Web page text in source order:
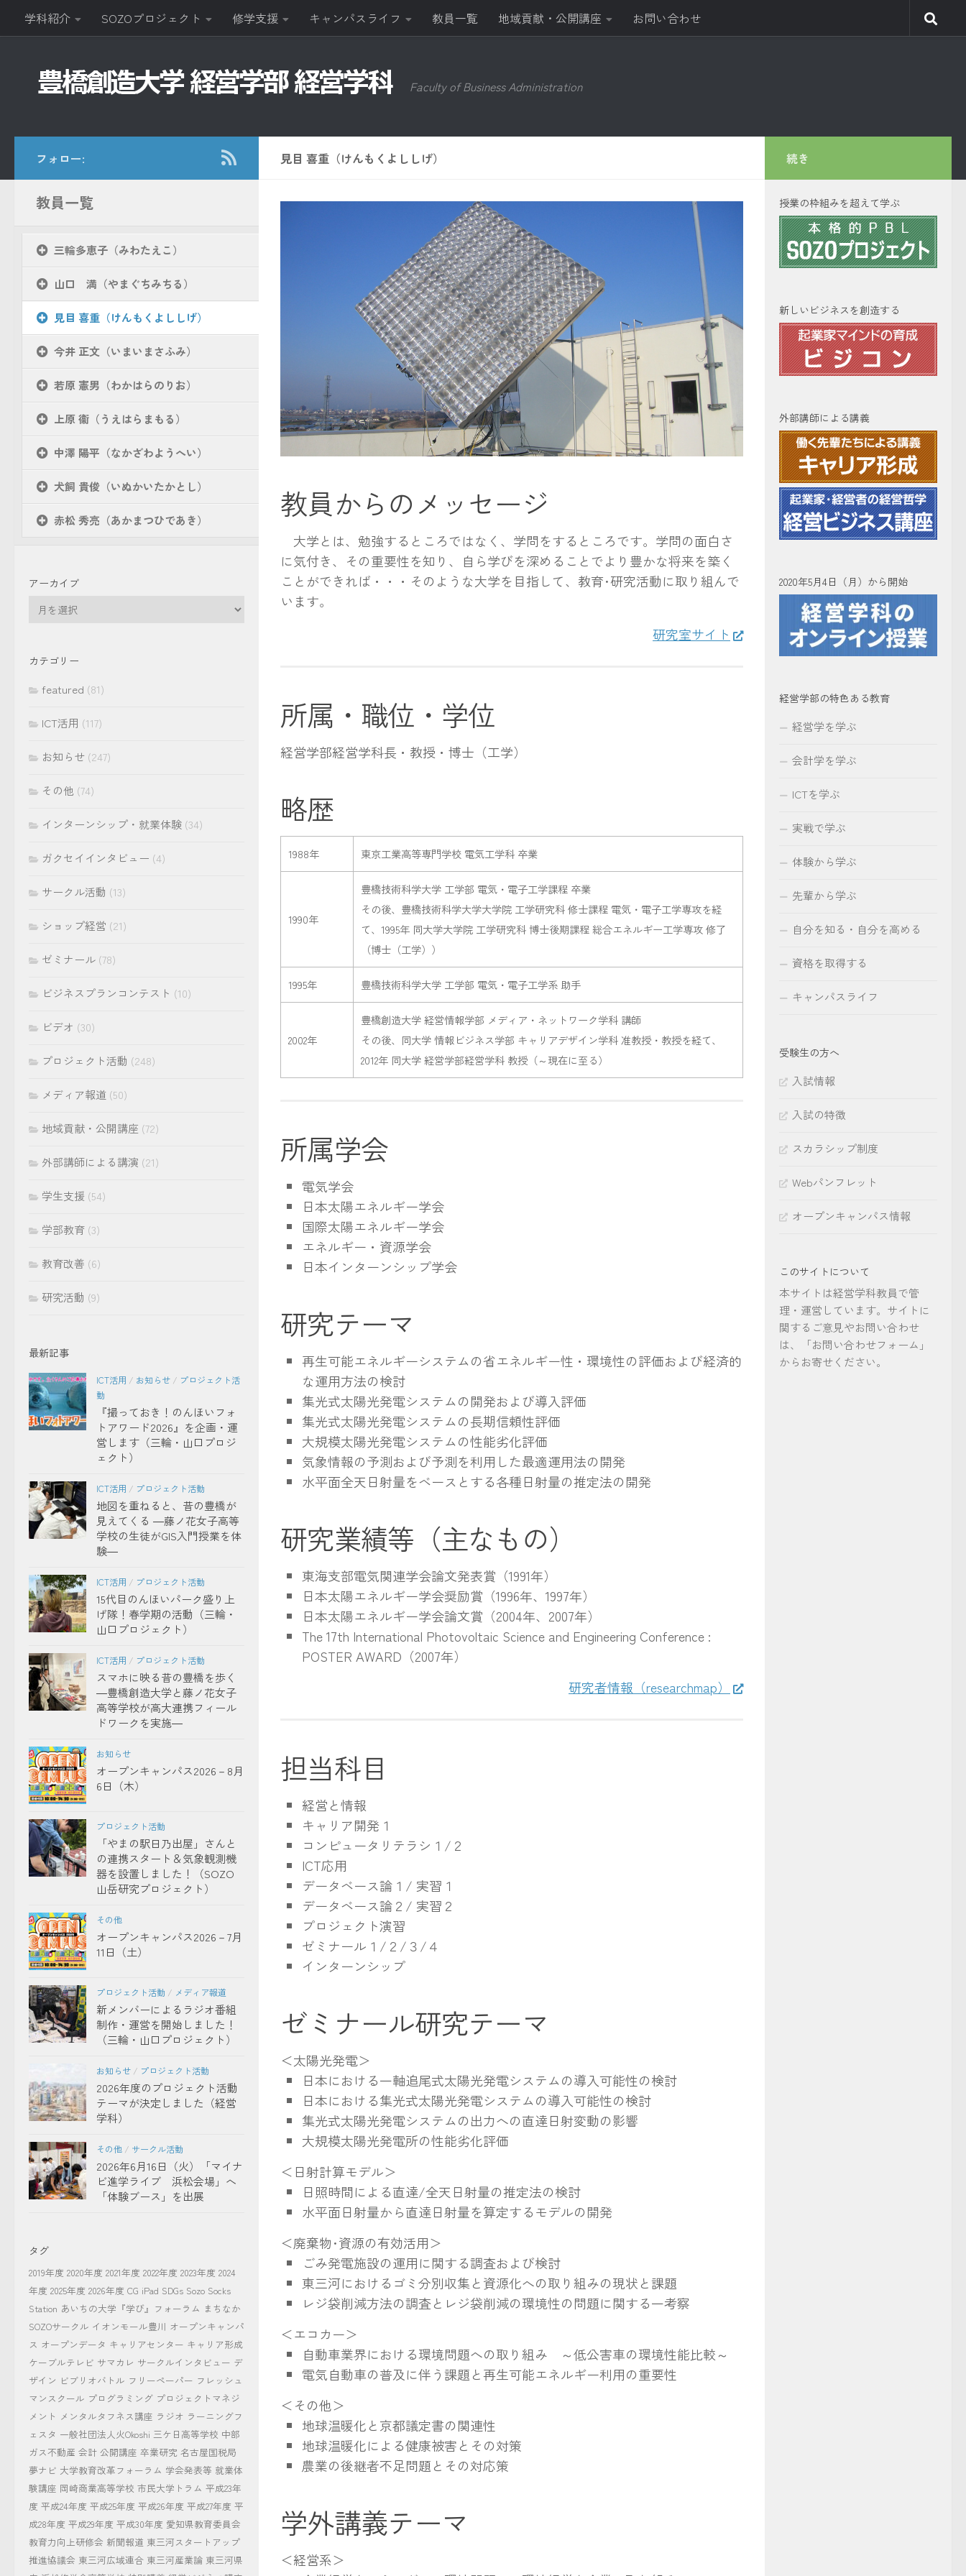
コンテンツへスキップ
学科紹介 SOZOプロジェクト 修学支援 キャンパスライフ 教員一覧 地域貢献・公開講座 お問い合わせ
Faculty of Business Administration
見目 喜重（けんもくよししげ）
教員からのメッセージ
大学とは、勉強するところではなく、学問をするところです。学問の面白さ
に気付き、その重要性を知り、自ら学びを深めることでより豊かな将来を築く
ことができれば・・・そのような大学を目指して、教育･研究活動に取り組んで
います。
研究室サイト
所属・職位・学位
経営学部経営学科長・教授・博士（工学）
略歴
1988年 東京工業高等専門学校 電気工学科 卒業
1990年
豊橋技術科学大学 工学部 電気・電子工学課程 卒業
その後、豊橋技術科学大学大学院 工学研究科 修士課程 電気・電子工学専攻を経
て、1995年 同大学大学院 工学研究科 博士後期課程 総合エネルギー工学専攻 修了
（博士（工学））
1995年 豊橋技術科学大学 工学部 電気・電子工学系 助手
2002年
豊橋創造大学 経営情報学部 メディア・ネットワーク学科 講師
その後、同大学 情報ビジネス学部 キャリアデザイン学科 准教授・教授を経て、
2012年 同大学 経営学部経営学科 教授（～現在に至る）
所属学会
電気学会
日本太陽エネルギー学会
国際太陽エネルギー学会
エネルギー・資源学会
日本インターンシップ学会
研究テーマ
再生可能エネルギーシステムの省エネルギー性・環境性の評価および経済的
な運用方法の検討
集光式太陽光発電システムの開発および導入評価
集光式太陽光発電システムの長期信頼性評価
大規模太陽光発電システムの性能劣化評価
気象情報の予測および予測を利用した最適運用法の開発
水平面全天日射量をベースとする各種日射量の推定法の開発
研究業績等（主なもの）
東海支部電気関連学会論文発表賞（1991年）
日本太陽エネルギー学会奨励賞（1996年、1997年）
日本太陽エネルギー学会論文賞（2004年、2007年）
The 17th International Photovoltaic Science and Engineering Conference :
POSTER AWARD（2007年）
研究者情報（researchmap）
担当科目
経営と情報
キャリア開発１
コンピュータリテラシ１/２
ICT応用
データベース論１/ 実習１
データベース論２/ 実習２
プロジェクト演習
ゼミナール１/２/３/４
インターンシップ
ゼミナール研究テーマ
＜太陽光発電＞
日本における一軸追尾式太陽光発電システムの導入可能性の検討
日本における集光式太陽光発電システムの導入可能性の検討
集光式太陽光発電システムの出力への直達日射変動の影響
大規模太陽光発電所の性能劣化評価
＜日射計算モデル＞
日照時間による直達/全天日射量の推定法の検討
水平面日射量から直達日射量を算定するモデルの開発
＜廃棄物･資源の有効活用＞
ごみ発電施設の運用に関する調査および検討
東三河におけるゴミ分別収集と資源化への取り組みの現状と課題
レジ袋削減方法の調査とレジ袋削減の環境性の問題に関する一考察
＜エコカー＞
自動車業界における環境問題への取り組み ～低公害車の環境性能比較～
電気自動車の普及に伴う課題と再生可能エネルギー利用の重要性
＜その他＞
地球温暖化と京都議定書の関連性
地球温暖化による健康被害とその対策
農業の後継者不足問題とその対応策
学外講義テーマ
＜経営系＞
フォロー:
教員一覧
三輪多恵子（みわたえこ）
山口 満（やまぐちみちる）
見目 喜重（けんもくよししげ）
今井 正文（いまいまさふみ）
若原 憲男（わかはらのりお）
上原 衞（うえはらまもる）
中澤 陽平（なかざわようへい）
犬飼 貴俊（いぬかいたかとし）
赤松 秀亮（あかまつひであき）
アーカイブ
イ
カテゴリー
featured (81)
ICT活用 (117)
お知らせ (247)
その他 (74)
インターンシップ・就業体験 (34)
ガクセイインタビュー (4)
サークル活動 (13)
ショップ経営 (21)
ゼミナール (78)
ビジネスプランコンテスト (10)
ビデオ (30)
プロジェクト活動 (248)
メディア報道 (50)
地域貢献・公開講座 (72)
外部講師による講演 (21)
学生支援 (54)
学部教育 (3)
教育改善 (6)
研究活動 (9)
最新記事
ICT活用 / お知らせ / プロジェクト活
動
『撮っておき！のんほいフォ
トアワード2026』を企画・運
営します（三輪・山口プロジ
ェクト）
ICT活用 / プロジェクト活動
地図を重ねると、昔の豊橋が
見えてくる ―藤ノ花女子高等
学校の生徒がGIS入門授業を体
験―
ICT活用 / プロジェクト活動
15代目のんほいパーク盛り上
げ隊！春学期の活動（三輪・
山口プロジェクト）
ICT活用 / プロジェクト活動
スマホに映る昔の豊橋を歩く
―豊橋創造大学と藤ノ花女子
高等学校が高大連携フィール
ドワークを実施―
お知らせ
オープンキャンパス2026－8月
6日（木）
プロジェクト活動
「やまの駅日乃出屋」さんと
の連携スタート＆気象観測機
器を設置しました！（SOZO
山岳研究プロジェクト）
その他
オープンキャンパス2026－7月
11日（土）
プロジェクト活動 / メディア報道
新メンバーによるラジオ番組
制作・運営を開始しました！
（三輪・山口プロジェクト）
お知らせ / プロジェクト活動
2026年度のプロジェクト活動
テーマが決定しました（経営
学科）
その他 / サークル活動
2026年6月16日（火）「マイナ
ビ進学ライブ 浜松会場」へ
「体験ブース」を出展
タグ
2019年度 2020年度 2021年度 2022年度 2023年度 2024
年度 2025年度 2026年度 CG iPad SDGs Sozo Socks
Station あいちの大学『学び』フォーラム まちなか
SOZOサークル イオンモール豊川 オープンキャンパ
ス オープンデータ キャリアセンター キャリア形成
ケーブルテレビ サマカレ サークルインタビュー デ
ザイン ビブリオバトル フリーペーパー フレッシュ
マンスクール プログラミング プロジェクトマネジ
メント メンタルタフネス講座 ラジオ ラーニングフ
ェスタ 一般社団法人火Okoshi 三ケ日高等学校 中部
ガス不動産 会計 公開講座 卒業研究 名古屋国税局
夢ナビ 大学教育改革フォーラム 学会発表等 就業体
験講座 岡崎商業高等学校 市民大学トラム 平成23年
度 平成24年度 平成25年度 平成26年度 平成27年度 平
成28年度 平成29年度 平成30年度 愛知県教育委員会
教育力向上研修会 新聞報道 東三河スタートアップ
推進協議会 東三河広域連合 東三河産業論 東三河県
続き
授業の枠組みを超えて学ぶ
新しいビジネスを創造する
外部講師による講義
2020年5月4日（月）から開始
経営学部の特色ある教育
経営学を学ぶ
会計学を学ぶ
ICTを学ぶ
実戦で学ぶ
体験から学ぶ
先輩から学ぶ
自分を知る・自分を高める
資格を取得する
キャンパスライフ
受験生の方へ
入試情報
入試の特徴
スカラシップ制度
Webパンフレット
オープンキャンパス情報
このサイトについて
本サイトは経営学科教員で管
理・運営しています。サイトに
関するご意見やお問い合わせ
は、「お問い合わせフォーム」
からお寄せください。